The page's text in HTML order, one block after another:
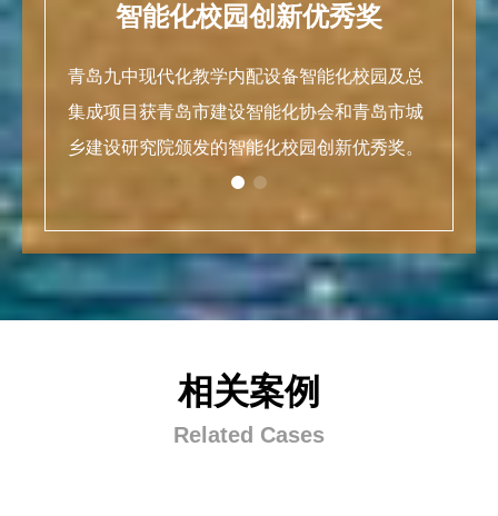
智能化校园创新优秀奖
青岛九中现代化教学内配设备智能化校园及总
集成项目获青岛市建设智能化协会和青岛市城
乡建设研究院颁发的智能化校园创新优秀奖。
严
得
相关案例
Related Cases